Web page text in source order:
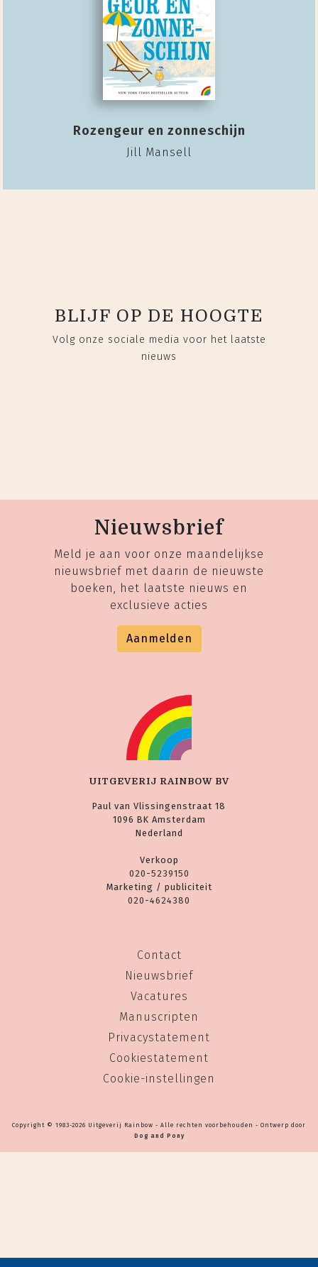
Rozengeur en zonneschijn
Jill Mansell
BLIJF OP DE HOOGTE
Volg onze sociale media voor het laatste
nieuws
Nieuwsbrief
Meld je aan voor onze maandelijkse
nieuwsbrief met daarin de nieuwste
boeken, het laatste nieuws en
exclusieve acties
Aanmelden
UITGEVERIJ RAINBOW BV
Paul van Vlissingenstraat 18
1096 BK Amsterdam
Nederland
Verkoop
020-5239150
Marketing / publiciteit
020-4624380
Contact
Nieuwsbrief
Vacatures
Manuscripten
Privacystatement
Cookiestatement
Cookie-instellingen
Copyright © 1983-2026 Uitgeverij Rainbow - Alle rechten voorbehouden - Ontwerp door
Dog and Pony